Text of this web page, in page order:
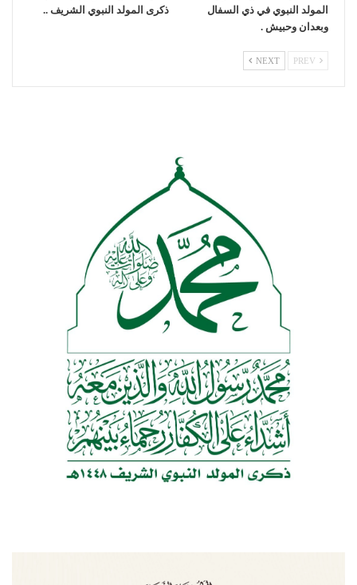
المولد النبوي في ذي السفال
وبعدان وحبيش .
ذكرى المولد النبوي الشريف ..
NEXT